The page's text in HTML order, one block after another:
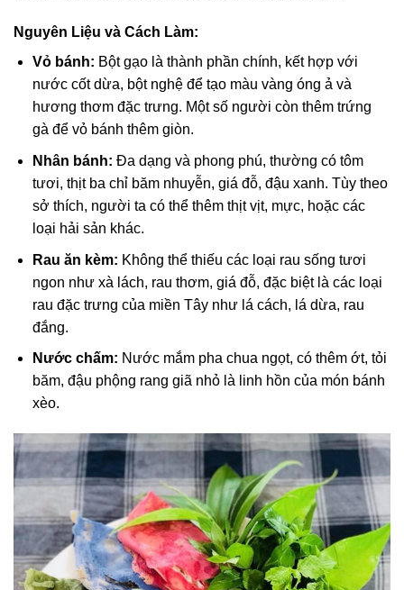
Nguyên Liệu và Cách Làm:
Vỏ bánh: Bột gạo là thành phần chính, kết hợp với
nước cốt dừa, bột nghệ để tạo màu vàng óng ả và
hương thơm đặc trưng. Một số người còn thêm trứng
gà để vỏ bánh thêm giòn.
Nhân bánh: Đa dạng và phong phú, thường có tôm
tươi, thịt ba chỉ băm nhuyễn, giá đỗ, đậu xanh. Tùy theo
sở thích, người ta có thể thêm thịt vịt, mực, hoặc các
loại hải sản khác.
Rau ăn kèm: Không thể thiếu các loại rau sống tươi
ngon như xà lách, rau thơm, giá đỗ, đặc biệt là các loại
rau đặc trưng của miền Tây như lá cách, lá dừa, rau
đắng.
Nước chấm: Nước mắm pha chua ngọt, có thêm ớt, tỏi
băm, đậu phộng rang giã nhỏ là linh hồn của món bánh
xèo.